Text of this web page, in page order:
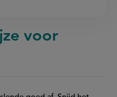
voor